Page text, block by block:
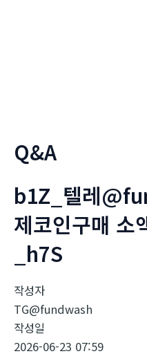
Q&A
b1Z_텔레
제코인구매 소
_h7S
작성자
TG@fundwash
작성일
2026-06-23 07:59